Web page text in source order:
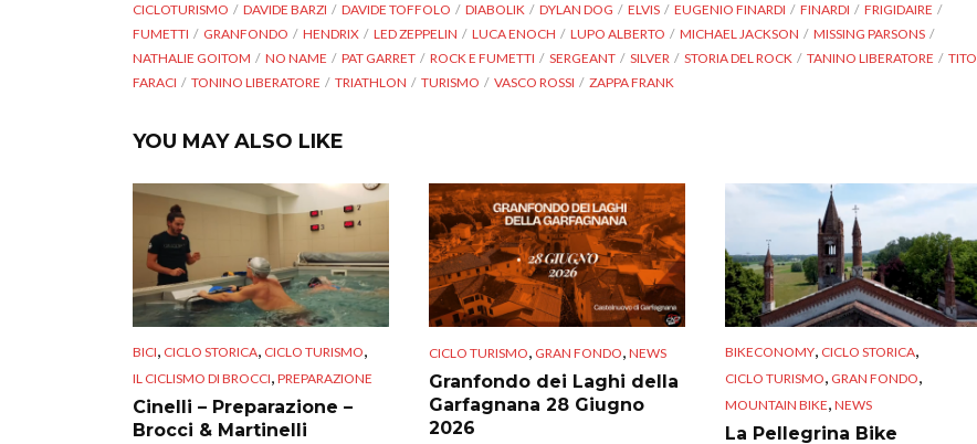
CICLOTURISMO
DAVIDE BARZI DAVIDE TOFFOLO DIABOLIK DYLAN DOG ELVIS EUGENIO FINARDI FINARDI
FRIGIDAIRE
FUMETTI
GRANFONDO HENDRIX LED ZEPPELIN LUCA ENOCH LUPO ALBERTO MICHAEL JACKSON
MISSING PARSONS
NATHALIE GOITOM
NO NAME PAT GARRET ROCK E FUMETTI SERGEANT SILVER STORIA DEL ROCK TANINO LIBERATORE
TITO
FARACI
TONINO LIBERATORE TRIATHLON TURISMO VASCO ROSSI ZAPPA FRANK
YOU MAY ALSO LIKE
BICI, CICLO STORICA, CICLO TURISMO,
IL CICLISMO DI BROCCI, PREPARAZIONE
Cinelli – Preparazione –
Brocci & Martinelli
CICLO TURISMO, GRAN FONDO, NEWS
Granfondo dei Laghi della
Garfagnana 28 Giugno
2026
BIKECONOMY, CICLO STORICA,
CICLO TURISMO, GRAN FONDO,
MOUNTAIN BIKE, NEWS
La Pellegrina Bike